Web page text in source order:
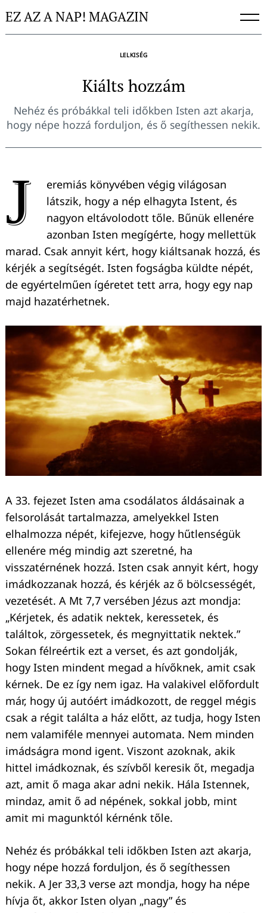
toEZ AZ A NAP! MAGAZIN
LELKISÉG
Kiálts hozzám
Nehéz és próbákkal teli időkben Isten azt akarja,
hogy népe hozzá forduljon, és ő segíthessen nekik.
J
eremiás könyvében végig világosan
látszik, hogy a nép elhagyta Istent, és
nagyon eltávolodott tőle. Bűnük ellenére
azonban Isten megígérte, hogy mellettük
marad. Csak annyit kért, hogy kiáltsanak hozzá, és
kérjék a segítségét. Isten fogságba küldte népét,
de egyértelműen ígéretet tett arra, hogy egy nap
majd hazatérhetnek.
A 33. fejezet Isten ama csodálatos áldásainak a
felsorolását tartalmazza, amelyekkel Isten
elhalmozza népét, kifejezve, hogy hűtlenségük
ellenére még mindig azt szeretné, ha
visszatérnének hozzá. Isten csak annyit kért, hogy
imádkozzanak hozzá, és kérjék az ő bölcsességét,
vezetését. A Mt 7,7 versében Jézus azt mondja:
„Kérjetek, és adatik nektek, keressetek, és
találtok, zörgessetek, és megnyittatik nektek.”
Sokan félreértik ezt a verset, és azt gondolják,
hogy Isten mindent megad a hívőknek, amit csak
kérnek. De ez így nem igaz. Ha valakivel előfordult
már, hogy új autóért imádkozott, de reggel mégis
csak a régit találta a ház előtt, az tudja, hogy Isten
nem valamiféle mennyei automata. Nem minden
imádságra mond igent. Viszont azoknak, akik
hittel imádkoznak, és szívből keresik őt, megadja
azt, amit ő maga akar adni nekik. Hála Istennek,
mindaz, amit ő ad népének, sokkal jobb, mint
amit mi magunktól kérnénk tőle.
Nehéz és próbákkal teli időkben Isten azt akarja,
hogy népe hozzá forduljon, és ő segíthessen
nekik. A Jer 33,3 verse azt mondja, hogy ha népe
hívja őt, akkor Isten olyan „nagy” és
Keresés: